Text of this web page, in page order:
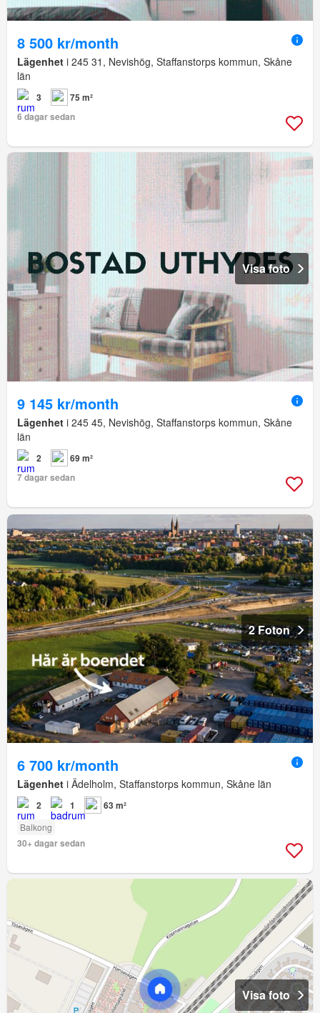
8 500 kr/month
Lägenhet i 245 31, Nevishög, Staffanstorps kommun, Skåne
län
3
75 m²
6 dagar sedan
Visa foto
9 145 kr/month
Lägenhet i 245 45, Nevishög, Staffanstorps kommun, Skåne
län
2
69 m²
7 dagar sedan
2 Foton
6 700 kr/month
Lägenhet i Ädelholm, Staffanstorps kommun, Skåne län
2 1 63 m²
Balkong
30+ dagar sedan
Visa foto